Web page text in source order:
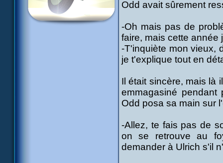
Odd avait sûrement
-Oh mais pas de
faire, mais cette année
-T'inquiète mon vieux,
je t'explique tout en
Il était sincère, mais là
emmagasiné pendant
Odd posa sa main sur
-Allez, te fais pas de
on se retrouve au
demander à Ulrich s'il